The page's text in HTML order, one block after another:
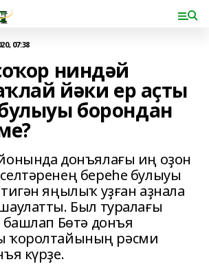
07:38
ниндәй
йәки ер аҫты
борондан
донъялағы иң оҙон
береһе булыуы
яңылыҡ уҙған аҙнала
Был туралағы
башлап Бөтә донъя
ҡоролтайының рәсми
күрҙе.